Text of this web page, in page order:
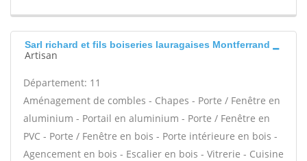
Sarl richard et fils boiseries lauragaises Montferrand
Artisan
Département: 11
Aménagement de combles - Chapes - Porte / Fenêtre en
aluminium - Portail en aluminium - Porte / Fenêtre en
PVC - Porte / Fenêtre en bois - Porte intérieure en bois -
Agencement en bois - Escalier en bois - Vitrerie - Cuisine